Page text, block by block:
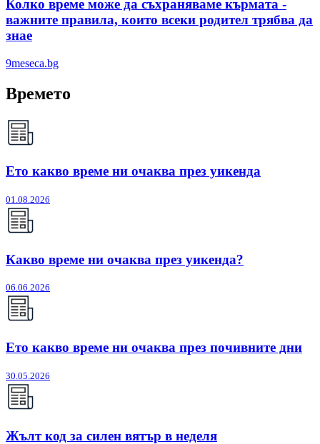
Колко време може да съхраняваме кърмата -
важните правила, които всеки родител трябва да
знае
9meseca.bg
Времето
Ето какво време ни очаква през уикенда
01.08.2026
Какво време ни очаква през уикенда?
06.06.2026
Ето какво време ни очаква през почивните дни
30.05.2026
Жълт код за силен вятър в неделя